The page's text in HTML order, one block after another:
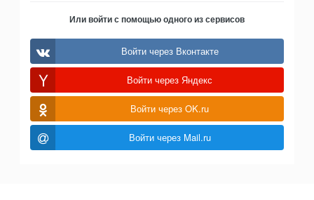
Или войти с помощью одного из сервисов
Войти через Вконтакте
Войти через Яндекс
Войти через OK.ru
Войти через Mail.ru